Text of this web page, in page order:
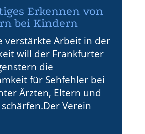
Erkennen von
bei Kindern
verstärkte Arbeit in der
will der Frankfurter
die
für Sehfehler bei
Ärzten, Eltern und
Verein